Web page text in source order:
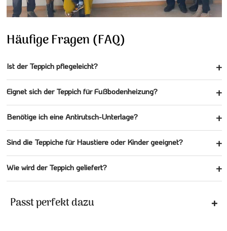
Häufige Fragen (FAQ)
Ist der Teppich pflegeleicht?
Eignet sich der Teppich für Fußbodenheizung?
Benötige ich eine Antirutsch-Unterlage?
Sind die Teppiche für Haustiere oder Kinder geeignet?
Wie wird der Teppich geliefert?
Passt perfekt dazu